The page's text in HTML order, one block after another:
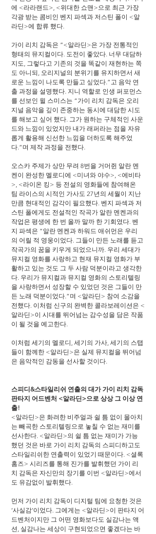
에 <라라랜드>, <위대한 쇼맨>으로 최근 가장
각광 받는 콤비인 벤지 파섹과 저스틴 폴이 <알
라딘>에 합류 했다.
가이 리치 감독은 “<알라딘>은 가장 전통적인
형태의 뮤지컬이다. 도전이 좋았다. 너무 대담하
지도, 그렇다고 기존의 것을 똑같이 재현하는 쪽
도 아니되, 오리지널의 분위기를 유지하면서 새
로운 느낌이 나도록 만들고 싶었다.”고 음악 연
출 과정을 설명했다. 지니 역할로 인생 퍼포먼스
를 선보인 윌 스미스는 “가이 리치 감독은 오리
지널 음악을 깊이 존중하는 동시에 대담한 시도
를 해보고 싶어 했다. 그가 원하는 구체적인 사운
드와 느낌이 있었지만 내가 래퍼라는 점을 자유
롭게 활용해 신선한 느낌을 더하도록 해주었
다.”며 제작 과정을 전했다.
오스카 주제가 상만 무려 8번을 거머쥔 알란 멘
켄이 완성한 멜로디에 <미녀와 야수>, <에비타
>, <라이온 킹> 등 전설의 영화들에 참여해온
팀 라이스의 시적인 가사도 27년의 세월이 지난
만큼 현대적인 감각이 필요했다. 벤지 파섹과 저
스틴 폴에게도 전설적인 작곡가 알란 멘켄과의
작업은 평생에 한 번 올까 말까 한 기회였다. 벤
지 파섹은 “알란 멘켄과 하워드 애쉬먼은 우리
의 어릴 적 영웅이었다. 그들이 만든 노래를 듣고
작곡가의 꿈을 키우게 되었으니까. 우리 세대가
뮤지컬 영화를 사랑하고 현재 뮤지컬 영화가 부
활하고 있는 것도 그 두 사람 덕분이라고 생각한
다. 우리가 뮤지컬과 뮤지컬 영화의 스토리텔링
을 사랑하면서 성장할 수 있었던 것은 그들이 만
든 노래 덕분이었다.”며 <알라딘> 참여 소감을
전했다. 이처럼 신구의 완벽한 콜라보레이션은 <
알라딘>이 시대를 뛰어넘는 감수성을 담은 작품
이 될 것을 예고한다.
이처럼 세기의 멜로디, 세기의 가사, 세기의 스탭
들이 함께한 <알라딘>은 실제 뮤지컬을 뛰어넘
은 음악적인 감동을 선사할 것이다.
스피디&스타일리쉬 연출의 대가 가이 리치 감독
판타지 어드벤처 <알라딘>으로 상상 그 이상 연
출!
<알라딘>은 화려한 비주얼과 쉴 틈 없이 몰아치
는 빼곡한 스토리텔링으로 놓칠 수 없는 재미를
선사한다. <알라딘>의 쉴 틈 없는 재미가 가능
했던 것은 바로 가이 리치 감독의 스피디하고도
스타일리쉬한 연출력이 있었기 때문이다. <셜록
홈즈> 시리즈를 통해 진가를 발휘했던 가이 리
치 감독은 자신만의 장기를 이번 <알라딘>에서
도 유감없이 발휘했다.
먼저 가이 리치 감독이 디지털 팀에 요청한 것은
‘사실감’이었다. 그에게는 <알라딘>이 판타지 어
드벤처이지만 그 어떤 영화보다도 실감나는 액
션, 실감나는 세상이 구현되었으면 좋겠다는 바